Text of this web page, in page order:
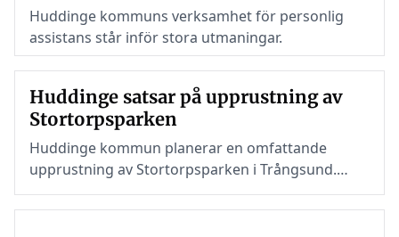
Huddinge kommuns verksamhet för personlig
assistans står inför stora utmaningar.
Huddinge satsar på upprustning av
Stortorpsparken
Huddinge kommun planerar en omfattande
upprustning av Stortorpsparken i Trångsund.
Målet är att skapa en mer attraktiv och trygg
närpark.